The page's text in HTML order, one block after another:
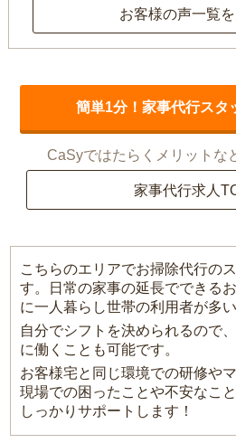
お客様の声一覧
簡単1分！家事代行スタ
CaSyではたらくメリットな
家事代行求人
こちらのエリアでお掃除代行の
す。日常の家事の延長でできる
に一人暮らし世帯の利用者が多
自分でシフトを決められるので
に働くことも可能です。
お客様宅と同じ環境での研修や
現場での困ったことや不安なこ
しっかりサポートします！